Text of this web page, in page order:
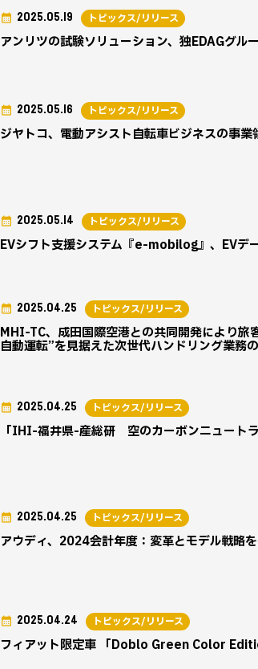
アンリツの試験ソリューション、独EDAGグ
2025.05.19 トピックス/リリース
ジヤトコ、電動アシスト自転車ビジネスの事業
2025.05.16 トピックス/リリース
EVシフト支援システム『e-mobilog』、EVデ
2025.05.14 トピックス/リリース
MHI-TC、成田国際空港との共同開発により旅
自動運転”を見据えた次世代ハンドリング業務
2025.04.25 トピックス/リリース
「IHI-福井県-産総研 空のカーボンニュート
2025.04.25 トピックス/リリース
アウディ、2024会計年度：変革とモデル戦略
2025.04.25 トピックス/リリース
フィアット限定車 「Doblo Green Color
2025.04.24 トピックス/リリース